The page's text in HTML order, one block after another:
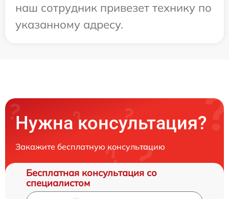
наш сотрудник привезет технику по
указанному адресу.
Нужна консультация?
Закажите бесплатную консультацию
Бесплатная консультация со
специалистом